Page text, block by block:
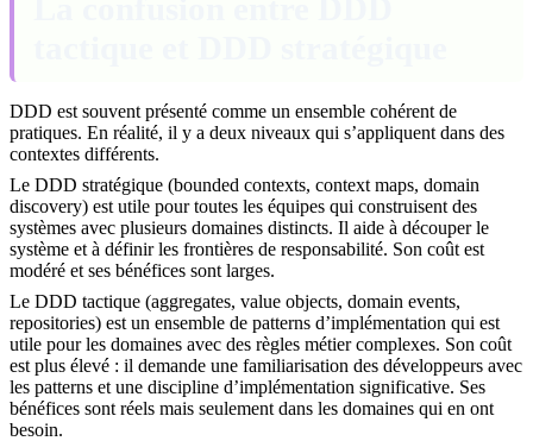
DDD est souvent présenté comme un ensemble cohérent de
pratiques. En réalité, il y a deux niveaux qui s’appliquent dans des
contextes différents.
Le DDD stratégique (bounded contexts, context maps, domain
discovery) est utile pour toutes les équipes qui construisent des
systèmes avec plusieurs domaines distincts. Il aide à découper le
système et à définir les frontières de responsabilité. Son coût est
modéré et ses bénéfices sont larges.
Le DDD tactique (aggregates, value objects, domain events,
repositories) est un ensemble de patterns d’implémentation qui est
utile pour les domaines avec des règles métier complexes. Son coût
est plus élevé : il demande une familiarisation des développeurs avec
les patterns et une discipline d’implémentation significative. Ses
bénéfices sont réels mais seulement dans les domaines qui en ont
besoin.